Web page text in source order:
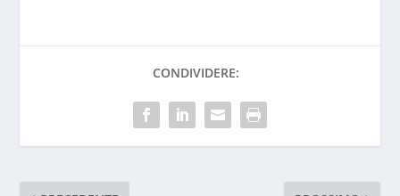
CONDIVIDERE: